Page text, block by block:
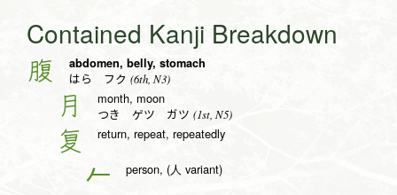
Contained Kanji Breakdown
腹 abdomen, belly, stomach
はら フク (6th, N3)
月 month, moon
つき ゲツ ガツ (1st, N5)
复 return, repeat, repeatedly
𠂉 person, (人 variant)